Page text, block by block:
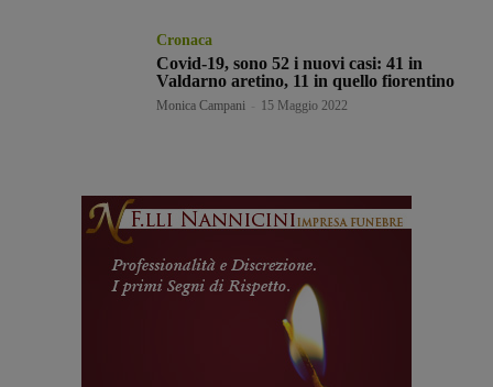
Cronaca
Covid-19, sono 52 i nuovi casi: 41 in
Valdarno aretino, 11 in quello fiorentino
Monica Campani 15 Maggio 2022